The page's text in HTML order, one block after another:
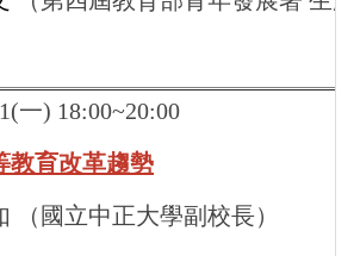
一) 18:00~20:00
教育改革趨勢
（國立中正大學副校長）